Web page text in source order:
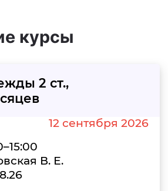
курсы
2 ст.,
12 сентября 2026
В. Е.